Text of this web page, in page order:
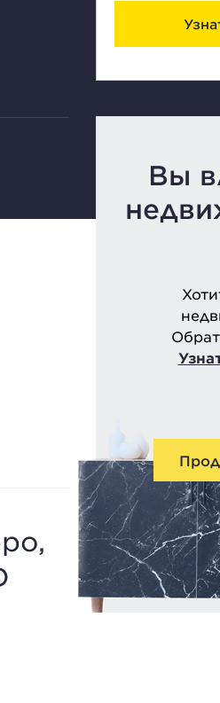
Вы